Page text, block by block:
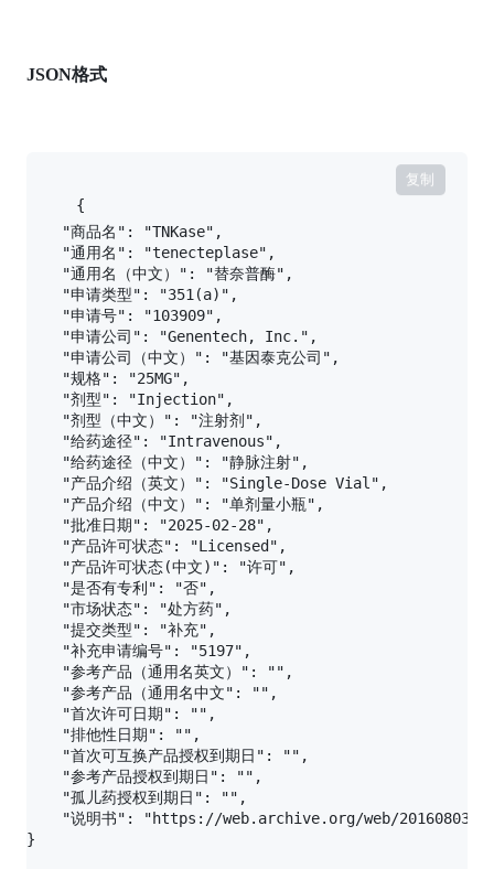
JSON格式
复制
{
    "商品名": "TNKase",
    "通用名": "tenecteplase",
    "通用名（中文）": "替奈普酶",
    "申请类型": "351(a)",
    "申请号": "103909",
    "申请公司": "Genentech, Inc.",
    "申请公司（中文）": "基因泰克公司",
    "规格": "25MG",
    "剂型": "Injection",
    "剂型（中文）": "注射剂",
    "给药途径": "Intravenous",
    "给药途径（中文）": "静脉注射",
    "产品介绍（英文）": "Single-Dose Vial",
    "产品介绍（中文）": "单剂量小瓶",
    "批准日期": "2025-02-28",
    "产品许可状态": "Licensed",
    "产品许可状态(中文)": "许可",
    "是否有专利": "否",
    "市场状态": "处方药",
    "提交类型": "补充",
    "补充申请编号": "5197",
    "参考产品（通用名英文）": "",
    "参考产品（通用名中文": "",
    "首次许可日期": "",
    "排他性日期": "",
    "首次可互换产品授权到期日": "",
    "参考产品授权到期日": "",
    "孤儿药授权到期日": "",
"说明书": "https://web.archive.org/web/